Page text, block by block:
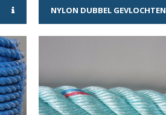
NYLON DUBBEL GEVLOCHTEN